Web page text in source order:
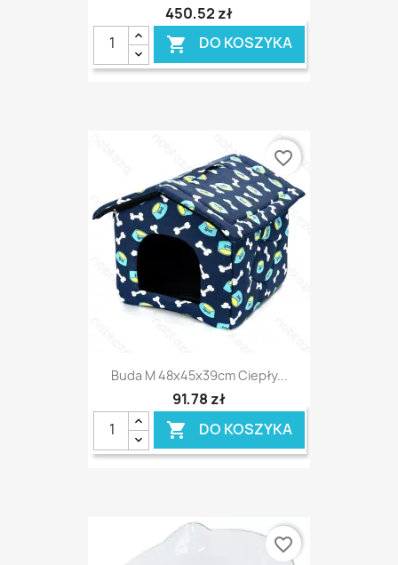
450,52 zł
 DO KOSZYKA
Buda M 48x45x39cm Ciepły...
91,78 zł
 DO KOSZYKA
favorite_border
favorite_border